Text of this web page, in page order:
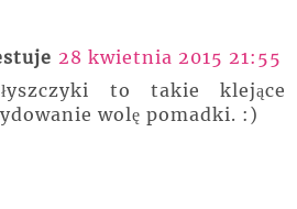
28 kwietnia 2015 21:55
to takie klejące
wolę pomadki. :)